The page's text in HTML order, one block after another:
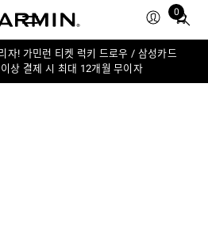
0
Total
in
자! 가민런 티켓 럭키 드로우 / 삼성카드
상 결제 시 최대 12개월 무이자